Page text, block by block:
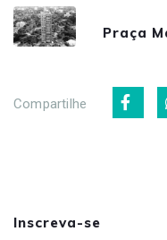
Praça
Compartilhe
Inscreva-se